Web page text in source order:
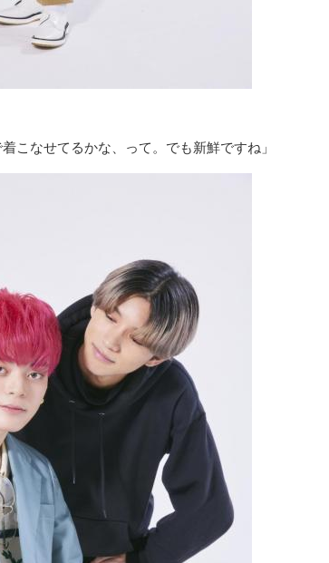
こなせてるかな、って。でも新鮮ですね」